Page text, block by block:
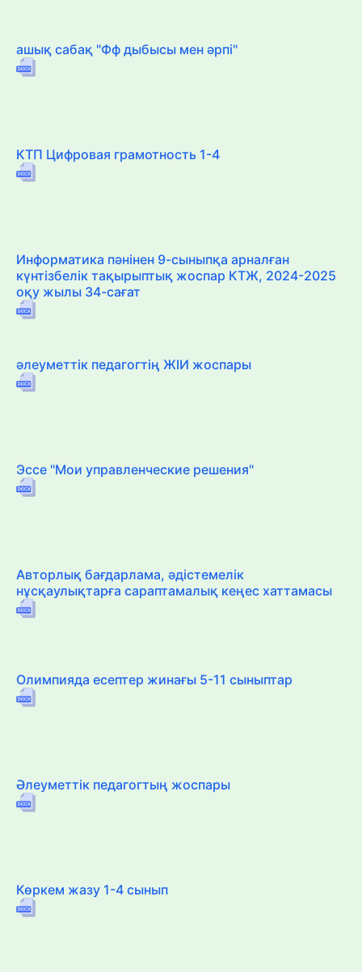
ашық сабақ "Фф дыбысы мен әрпі"
КТП Цифровая грамотность 1-4
Информатика пәнінен 9-сыныпқа арналған
күнтізбелік тақырыптық жоспар КТЖ, 2024-2025
оқу жылы 34-сағат
әлеуметтік педагогтің ЖІИ жоспары
Эссе "Мои управленческие решения"
Авторлық бағдарлама, әдістемелік
нұсқаулықтарға сараптамалық кеңес хаттамасы
Олимпияда есептер жинағы 5-11 сыныптар
Әлеуметтік педагогтың жоспары
Көркем жазу 1-4 сынып